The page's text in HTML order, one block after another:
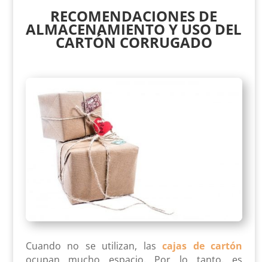
RECOMENDACIONES DE
ALMACENAMIENTO Y USO DEL
CARTÓN CORRUGADO
Cuando no se utilizan, lascajas de cartón